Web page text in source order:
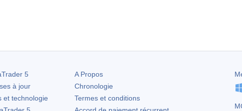
5
à jour
et technologie
A Propos
Chronologie
Termes et conditions